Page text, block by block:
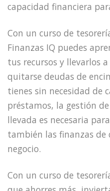
capacidad financiera
Con un curso de
Finanzas IQ puedes
tus recursos y llevarlos
quitarse deudas de
tienes sin necesidad de
préstamos, la gestión
llevada es necesaria
también las finanzas de
negocio.
Con un curso de